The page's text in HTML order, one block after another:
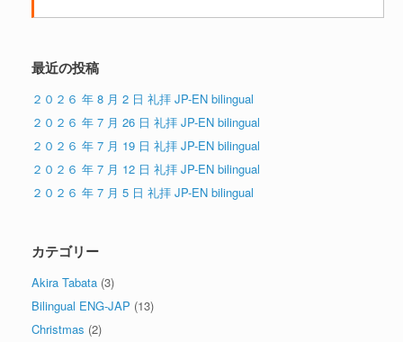
最近の投稿
２０２６ 年 8 月 2 日 礼拝 JP-EN bilingual
２０２６ 年 7 月 26 日 礼拝 JP-EN bilingual
２０２６ 年 7 月 19 日 礼拝 JP-EN bilingual
２０２６ 年 7 月 12 日 礼拝 JP-EN bilingual
２０２６ 年 7 月 5 日 礼拝 JP-EN bilingual
カテゴリー
Akira Tabata (3)
Bilingual ENG-JAP (13)
Christmas (2)